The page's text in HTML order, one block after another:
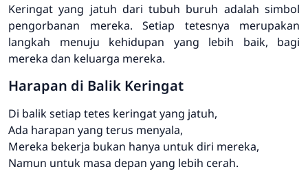
Keringat yang jatuh dari tubuh buruh adalah simbol
pengorbanan mereka. Setiap tetesnya merupakan
langkah menuju kehidupan yang lebih baik, bagi
mereka dan keluarga mereka.
Harapan di Balik Keringat
Di balik setiap tetes keringat yang jatuh,
Ada harapan yang terus menyala,
Mereka bekerja bukan hanya untuk diri mereka,
Namun untuk masa depan yang lebih cerah.